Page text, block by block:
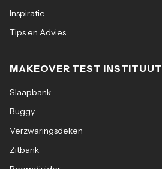
Inspiratie
Tips en Advies
MAKEOVER TEST INSTITUUT
Slaapbank
Buggy
Verzwaringsdeken
Zitbank